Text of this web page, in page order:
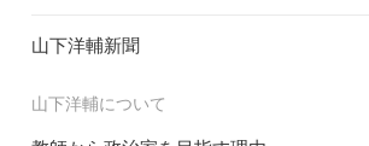
山下洋輔新聞
山下洋輔について